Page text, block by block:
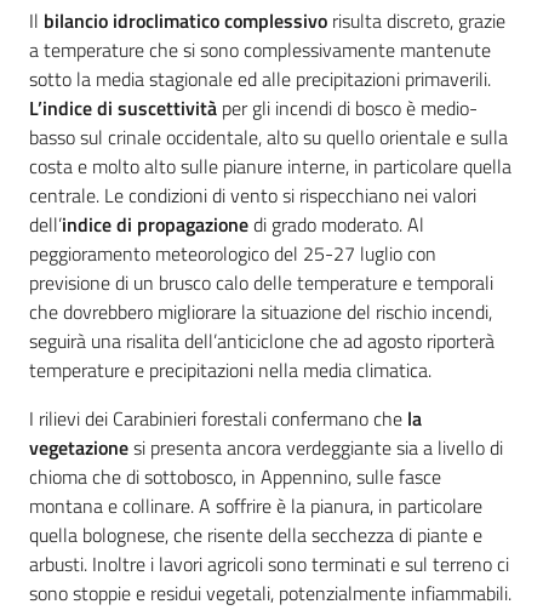
Il bilancio idroclimatico complessivo risulta discreto, grazie
a temperature che si sono complessivamente mantenute
sotto la media stagionale ed alle precipitazioni primaverili.
L’indice di suscettività per gli incendi di bosco è medio-
basso sul crinale occidentale, alto su quello orientale e sulla
costa e molto alto sulle pianure interne, in particolare quella
centrale. Le condizioni di vento si rispecchiano nei valori
dell’indice di propagazionedi grado moderato. Al
peggioramento meteorologico del 25-27 luglio con
previsione di un brusco calo delle temperature e temporali
che dovrebbero migliorare la situazione del rischio incendi,
seguirà una risalita dell’anticiclone che ad agosto riporterà
temperature e precipitazioni nella media climatica.
I rilievi dei Carabinieri forestali confermano che la
vegetazionesi presenta ancora verdeggiante sia a livello di
chioma che di sottobosco, in Appennino, sulle fasce
montana e collinare. A soffrire è la pianura, in particolare
quella bolognese, che risente della secchezza di piante e
arbusti. Inoltre i lavori agricoli sono terminati e sul terreno ci
sono stoppie e residui vegetali, potenzialmente infiammabili.